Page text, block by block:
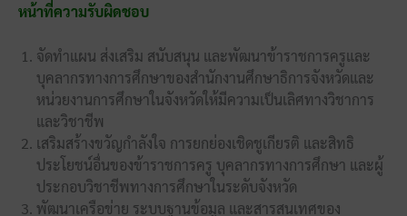
หน้าที่ความรับผิดชอบ
จัดทำแผน ส่งเสริม สนับสนุน และพัฒนาข้าราชการครูและ
บุคลากรทางการศึกษาของสำนักงานศึกษาธิการจังหวัดและ
หน่วยงานการศึกษาในจังหวัดให้มีความเป็นเลิศทางวิชาการ
และวิชาชีพ
เสริมสร้างขวัญกำลังใจ การยกย่องเชิดชูเกียรติ และสิทธิ
ประโยชน์อื่นของข้าราชการครู บุคลากรทางการศึกษา และผู้
ประกอบวิชาชีพทางการศึกษาในระดับจังหวัด
พัฒนาเครือข่าย ระบบฐานข้อมูล และสารสนเทศของ